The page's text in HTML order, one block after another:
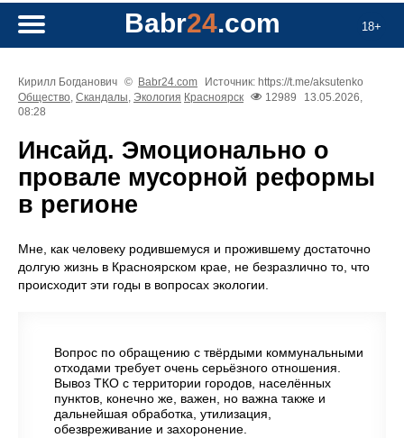
18+
Babr24.com
Кирилл Богданович © Babr24.com
Источник: https://t.me/aksutenko
Общество, Скандалы, Экология Красноярск 12989
13.05.2026,
08:28
Инсайд. Эмоционально о
провале мусорной реформы
в регионе
Мне, как человеку родившемуся и прожившему достаточно
долгую жизнь в Красноярском крае, не безразлично то, что
происходит эти годы в вопросах экологии.
Вопрос по обращению с твёрдыми коммунальными
отходами требует очень серьёзного отношения.
Вывоз ТКО с территории городов, населённых
пунктов, конечно же, важен, но важна также и
дальнейшая обработка, утилизация,
обезвреживание и захоронение.